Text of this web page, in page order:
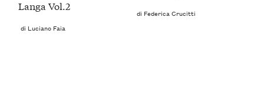
Langa Vol.2
di Luciano Faia
di Federica Crucitti